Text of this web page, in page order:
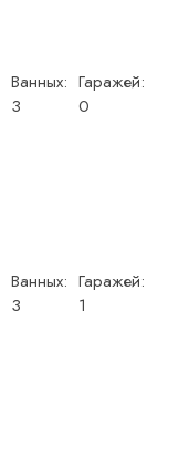
Ванных:
3
Гаражей:
0
Ванных:
3
Гаражей:
1